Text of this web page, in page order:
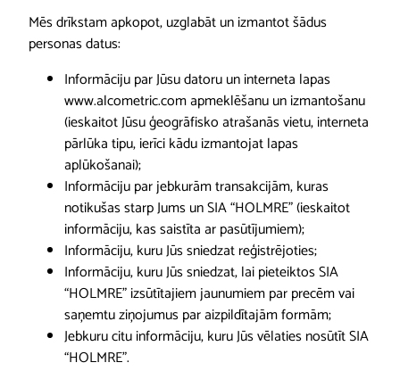
Mēs drīkstam apkopot, uzglabāt un izmantot šādus
personas datus:
Informāciju par Jūsu datoru un interneta lapas
www.alcometric.com apmeklēšanu un izmantošanu
(ieskaitot Jūsu ģeogrāfisko atrašanās vietu, interneta
pārlūka tipu, ierīci kādu izmantojat lapas
aplūkošanai);
Informāciju par jebkurām transakcijām, kuras
notikušas starp Jums un SIA “HOLMRE” (ieskaitot
informāciju, kas saistīta ar pasūtījumiem);
Informāciju, kuru Jūs sniedzat reģistrējoties;
Informāciju, kuru Jūs sniedzat, lai pieteiktos SIA
“HOLMRE” izsūtītajiem jaunumiem par precēm vai
saņemtu ziņojumus par aizpildītajām formām;
Jebkuru citu informāciju, kuru Jūs vēlaties nosūtīt SIA
“HOLMRE”.